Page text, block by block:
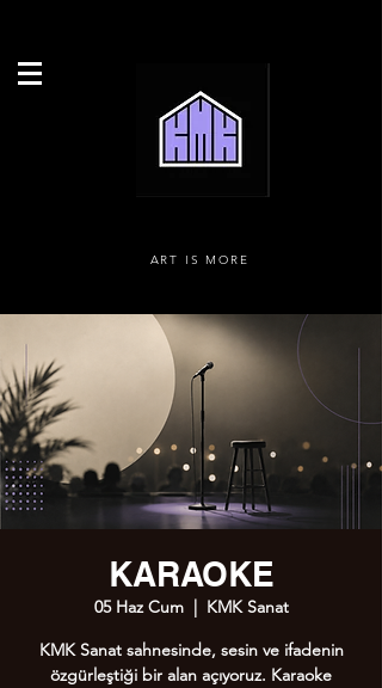
ART IS MORE
KARAOKE
05 Haz Cum
  |
KMK Sanat
KMK Sanat sahnesinde, sesin ve ifadenin
özgürleştiği bir alan açıyoruz. Karaoke